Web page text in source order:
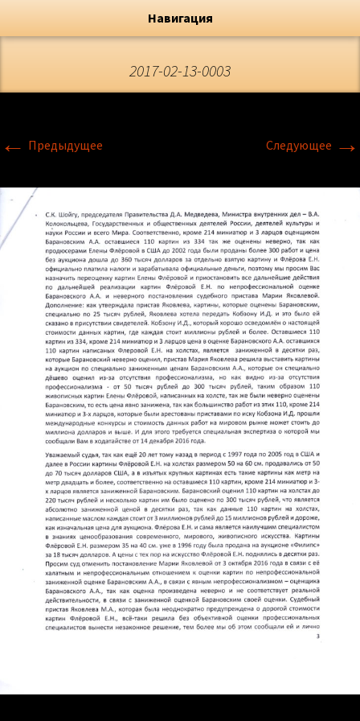
Флёрова Елена Николаевна
Художник, Официальный сайт
Навигация
2017-02-13-0003
← Предыдущее Следующее →